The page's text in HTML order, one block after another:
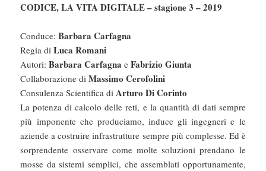
CODICE, LA VITA DIGITALE – stagione 3 – 2019
Conduce:Barbara Carfagna
Regia diLuca Romani
Autori:Barbara Carfagna eFabrizio Giunta
Collaborazione diMassimo Cerofolini
Consulenza Scientifica diArturo Di Corinto
La potenza di calcolo delle reti, e la quantità di dati sempre
più imponente che produciamo, induce gli ingegneri e le
aziende a costruire infrastrutture sempre più complesse. Ed è
sorprendente osservare come molte soluzioni prendano le
mosse da sistemi semplici, che assemblati opportunamente,